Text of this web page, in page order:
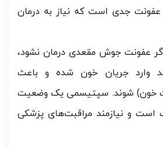
جدی است که نیاز به درمان
عفونت جوش مقعدی درمان نشود،
وارد جریان خون شده و باعث
خون) شوند. سپتیسمی یک وضعیت
است و نیازمند مراقبت‌های پزشکی